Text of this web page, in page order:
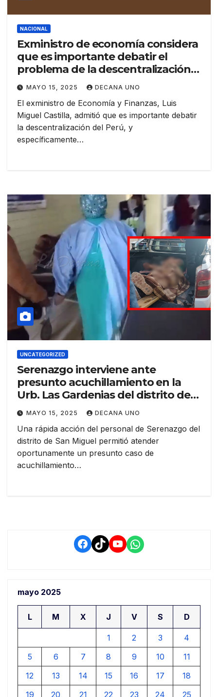
NACIONAL
Exministro de economía considera
que es importante debatir el
problema de la descentralización
fiscal para beneficiar al interior del
país
MAYO 15, 2025 DECANA UNO
El exministro de Economía y Finanzas, Luis
Miguel Castilla, admitió que es importante debatir
la descentralización del Perú, y
específicamente…
UNCATEGORIZED
Serenazgo interviene ante
presunto acuchillamiento en la
Urb. Las Gardenias del distrito de
San Miguel
MAYO 15, 2025 DECANA UNO
Una rápida acción del personal de Serenazgo del
distrito de San Miguel permitió atender
oportunamente un presunto caso de
acuchillamiento…
Facebook
TikTokYouTube
WhatsApp
mayo 2025
L M X J V S D
1 2 3
4
5
6 7 8 9 10
11
12
13 14 15 16 17
18
19
20 21 22 23 24 25